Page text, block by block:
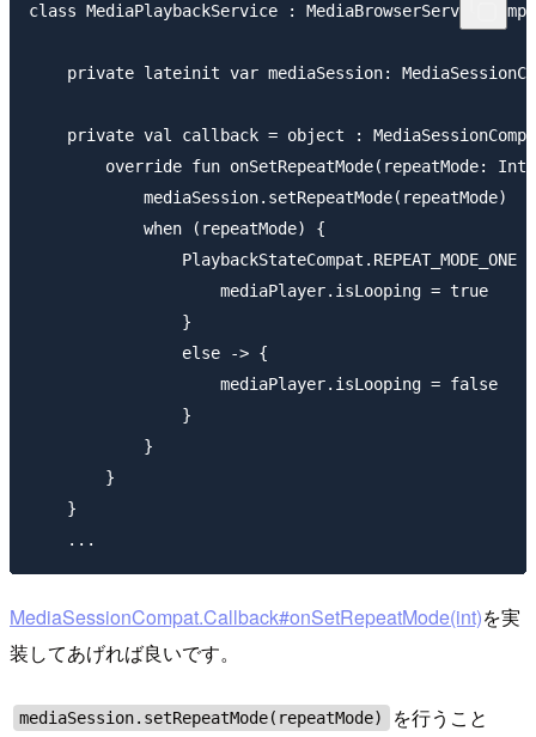
class MediaPlaybackService :
private lateinit var mediaSession:
private val callback = object :
override fun onSetRepeatMode(repeatMode:
            mediaSession.setRepeatMode(repeatMode)
            when (repeatMode) {
PlaybackStateCompat.REPEAT_MODE_ONE
                    mediaPlayer.isLooping = true
                }
                else -> {
                    mediaPlayer.isLooping = false
                }
            }
        }
    }
MediaSessionCompat.Callback#onSetRepeatMode(int)を実
装してあげれば良いです。
mediaSession.setRepeatMode(repeatMode)
を行うこと